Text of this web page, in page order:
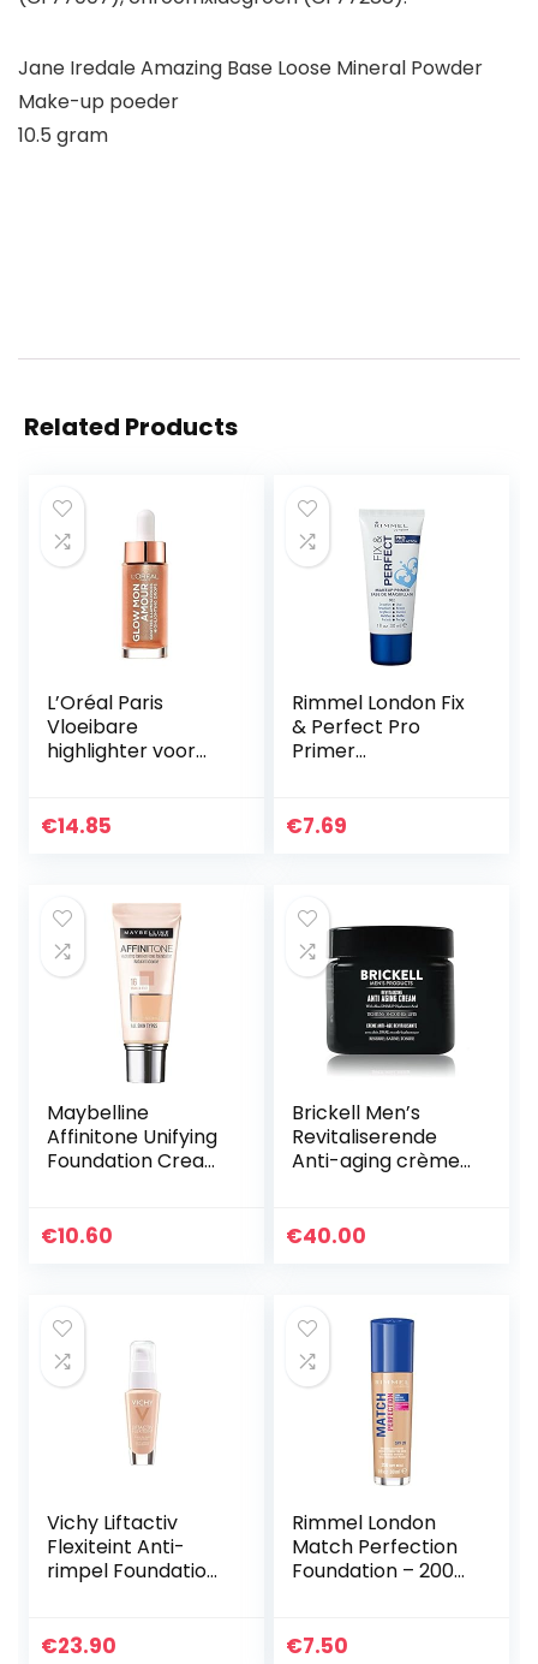
Jane Iredale Amazing Base Loose Mineral Powder
Make-up poeder
10.5 gram
Related Products
L’Oréal Paris
Vloeibare
highlighter voor
Highlighting Drops,
€14.85
Rimmel London Fix
& Perfect Pro
Primer
€7.69
Maybelline
Affinitone Unifying
Foundation Cream
€10.60
Brickell Men’s
Revitaliserende
Anti-aging crème
Organische Anti-
€40.00
Vichy Liftactiv
Flexiteint Anti-
rimpel Foundation
€23.90
Rimmel London
Match Perfection
Foundation – 200
€7.50